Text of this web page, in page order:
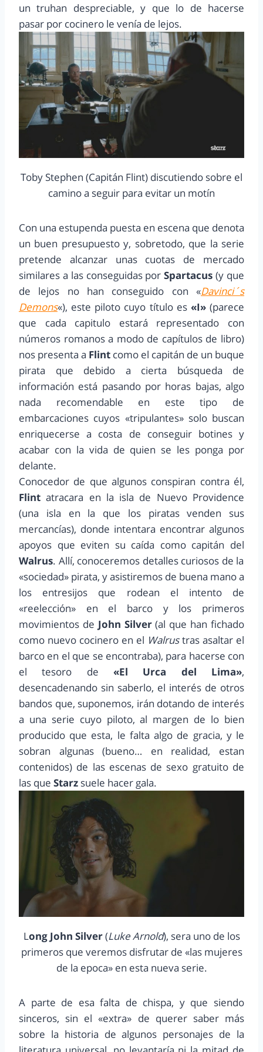
un truhan despreciable, y que lo de hacerse
pasar por cocinero le venía de lejos.
Toby Stephen (Capitán Flint) discutiendo sobre el
camino a seguir para evitar un motín
Con una estupenda puesta en escena que denota
un buen presupuesto y, sobretodo, que la serie
pretende alcanzar unas cuotas de mercado
similares a las conseguidas porSpartacus (y que
de lejos no han conseguido con «Davinci´s
Demons«), este piloto cuyo título es «I»(parece
que cada capitulo estará representado con
números romanos a modo de capítulos de libro)
nos presenta a Flint como el capitán de un buque
pirata que debido a cierta búsqueda de
información está pasando por horas bajas, algo
nada recomendable en este tipo de
embarcaciones cuyos «tripulantes» solo buscan
enriquecerse a costa de conseguir botines y
acabar con la vida de quien se les ponga por
delante.
Conocedor de que algunos conspiran contra él,
Flint atracara en la isla de Nuevo Providence
(una isla en la que los piratas venden sus
mercancías), donde intentara encontrar algunos
apoyos que eviten su caída como capitán del
Walrus. Allí, conoceremos detalles curiosos de la
«sociedad» pirata, y asistiremos de buena mano a
los entresijos que rodean el intento de
«reelección» en el barco y los primeros
movimientos de John Silver(al que han fichado
como nuevo cocinero en el Walrustras asaltar el
barco en el que se encontraba), para hacerse con
el tesoro de «El Urca del Lima»,
desencadenando sin saberlo, el interés de otros
bandos que, suponemos, irán dotando de interés
a una serie cuyo piloto, al margen de lo bien
producido que esta, le falta algo de gracia, y le
sobran algunas (bueno… en realidad, estan
contenidos) de las escenas de sexo gratuito de
las que Starz suele hacer gala.
Long John Silver(Luke Arnold), sera uno de los
primeros que veremos disfrutar de «las mujeres
de la epoca» en esta nueva serie.
A parte de esa falta de chispa, y que siendo
sinceros, sin el «extra» de querer saber más
sobre la historia de algunos personajes de la